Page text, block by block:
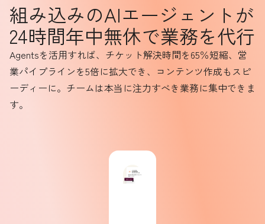
組み込みのAIエージェントが
24時間年中無休で業務を代行
Agentsを活用すれば、チケット解決時間を65％短縮、営
業パイプラインを5倍に拡大でき、コンテンツ作成もスピ
ーディーに。チームは本当に注力すべき業務に集中できま
す。